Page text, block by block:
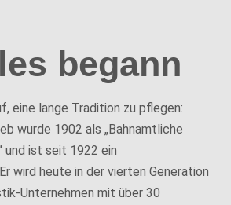
begann
eine lange Tradition zu pflegen:
wurde 1902 als „Bahnamtliche
und ist seit 1922 ein
wird heute in der vierten Generation
Unternehmen mit über 30